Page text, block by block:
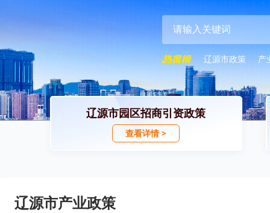
辽源市政策 产
辽源市园区招商引资政策
查看详情 >
辽源市产业政策